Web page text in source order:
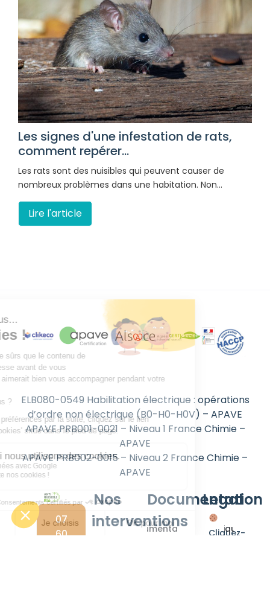
Les signes d'une infestation de rats,
comment repérer...
Les rats sont des nuisibles qui peuvent causer de
nombreux problèmes dans une habitation. Non…
Lire l'article
ELB080-0549 Habilitation électrique : opérations
d’ordre non électrique (B0-H0-H0V) – APAVE
APAVE PRB001-0021 – Niveau 1 France Chimie –
APAVE
APAVE PRB002-0015 – Niveau 2 France Chimie –
APAVE
07
60
Nos
interventions
Documentation
Documentations
Legal
Politique de
Cliquez-